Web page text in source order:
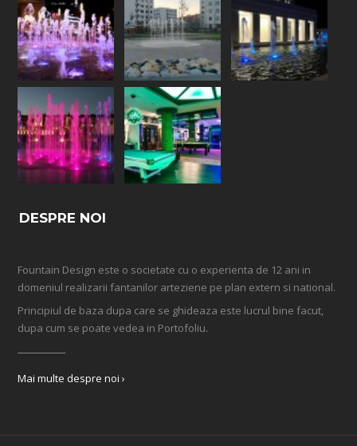
DESPRE NOI
Fountain Design este o societate cu o experienta de 12 ani in
domeniul realizarii fantanilor arteziene pe plan extern si national.
Principiul de baza dupa care se ghideaza este lucrul bine facut,
dupa cum se poate vedea in Portofoliu.
Mai multe despre noi ›